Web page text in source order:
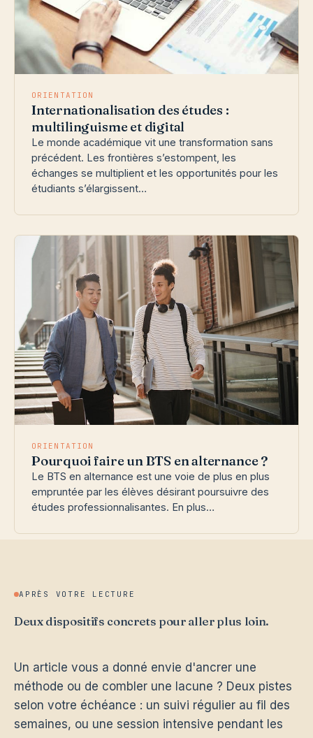
ORIENTATION
Internationalisation des études :
multilinguisme et digital
Le monde académique vit une transformation sans
précédent. Les frontières s’estompent, les
échanges se multiplient et les opportunités pour les
étudiants s’élargissent…
ORIENTATION
Pourquoi faire un BTS en alternance ?
Le BTS en alternance est une voie de plus en plus
empruntée par les élèves désirant poursuivre des
études professionnalisantes. En plus…
APRÈS VOTRE LECTURE
Deux dispositifs concrets pour aller plus loin.
Un article vous a donné envie d'ancrer une
méthode ou de combler une lacune ? Deux pistes
selon votre échéance : un suivi régulier au fil des
semaines, ou une session intensive pendant les